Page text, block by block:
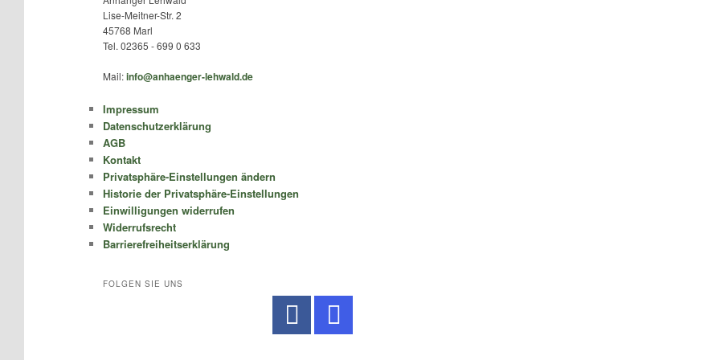
Lise-Meitner-Str. 2
45768 Marl
Tel. 02365 - 699 0 633
Mail:info@anhaenger-lehwald.de
Impressum
Datenschutzerklärung
AGB
Kontakt
Privatsphäre-Einstellungen ändern
Historie der Privatsphäre-Einstellungen
Einwilligungen widerrufen
Widerrufsrecht
Barrierefreiheitserklärung
FOLGEN SIE UNS